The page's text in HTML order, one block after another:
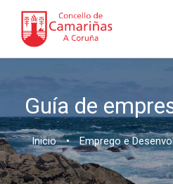
Guía de
Inicio • Emprego e